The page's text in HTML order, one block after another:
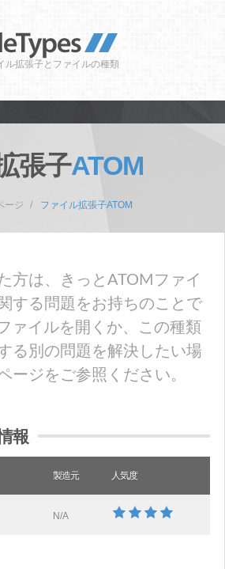
ル拡張子とファイルの種類
張子ATOM
ージ ファイル拡張子ATOM
方は、きっとATOMファイ
する問題をお持ちのことで
ァイルを開くか、この種類
る別の問題を解決したい場
ージをご参照ください。
報
製造元 人気度
N/A